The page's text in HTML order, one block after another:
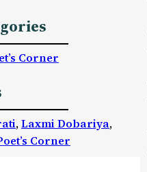
Corner
, Laxmi Dobariya
Corner